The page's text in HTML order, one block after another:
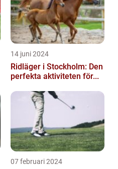
14 juni 2024
Ridläger i Stockholm: Den
perfekta aktiviteten för...
07 februari 2024